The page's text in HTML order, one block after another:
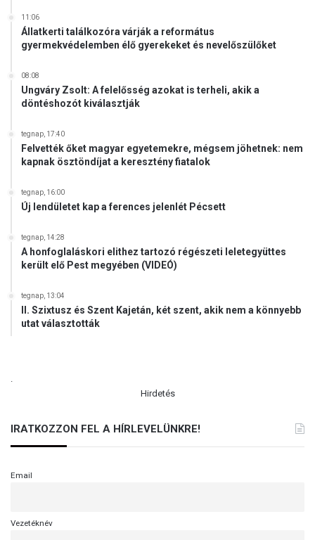
11:06
Állatkerti találkozóra várják a református
gyermekvédelemben élő gyerekeket és nevelőszülőket
08:08
Ungváry Zsolt: A felelősség azokat is terheli, akik a
döntéshozót kiválasztják
tegnap, 17:40
Felvették őket magyar egyetemekre, mégsem jöhetnek: nem
kapnak ösztöndíjat a keresztény fiatalok
tegnap, 16:00
Új lendületet kap a ferences jelenlét Pécsett
tegnap, 14:28
A honfoglaláskori elithez tartozó régészeti leletegyüttes
került elő Pest megyében (VIDEÓ)
tegnap, 13:04
II. Szixtusz és Szent Kajetán, két szent, akik nem a könnyebb
utat választották
.
Hirdetés
IRATKOZZON FEL A HÍRLEVELÜNKRE!
Email
Vezetéknév